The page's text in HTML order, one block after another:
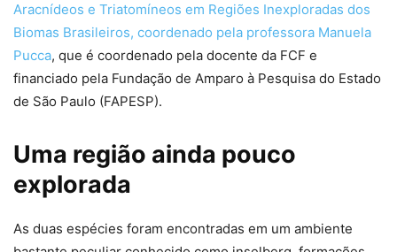
Aracnídeos e Triatomíneos em Regiões Inexploradas dos
Biomas Brasileiros, coordenado pela professora Manuela
Pucca, que é coordenado pela docente da FCF e
financiado pela Fundação de Amparo à Pesquisa do Estado
de São Paulo (FAPESP).
Uma região ainda pouco
explorada
As duas espécies foram encontradas em um ambiente